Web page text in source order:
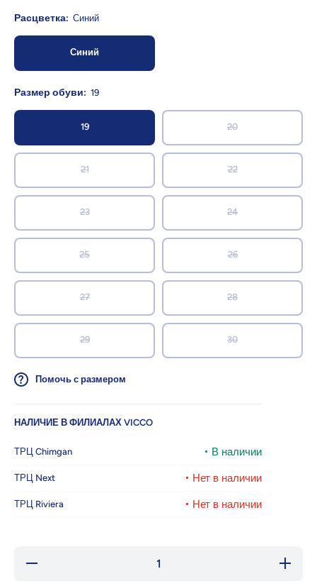
Расцветка: Синий
Синий
Размер обуви: 19
19 20
21 22
23 24
25 26
27 28
29 30
Помочь с размером
НАЛИЧИЕ В ФИЛИАЛАХ VICCO
ТРЦ Chimgan В наличии
ТРЦ Next Нет в наличии
ТРЦ Riviera Нет в наличии
Уменьшить